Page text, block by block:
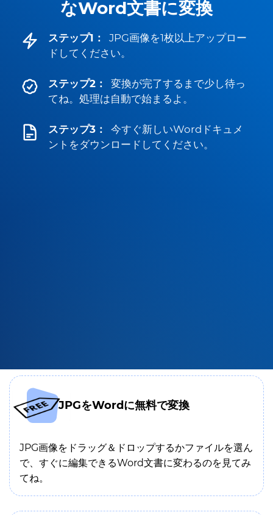
なWord文書に変換
ステップ1：
JPG画像を1枚以上アップロー
ドしてください。
ステップ2：
変換が完了するまで少し待っ
てね。処理は自動で始まるよ。
ステップ3：
今すぐ新しいWordドキュメ
ントをダウンロードしてください。
JPGをWordに無料で変換
JPG画像をドラッグ＆ドロップするかファイルを選ん
で、すぐに編集できるWord文書に変わるのを見てみ
てね。